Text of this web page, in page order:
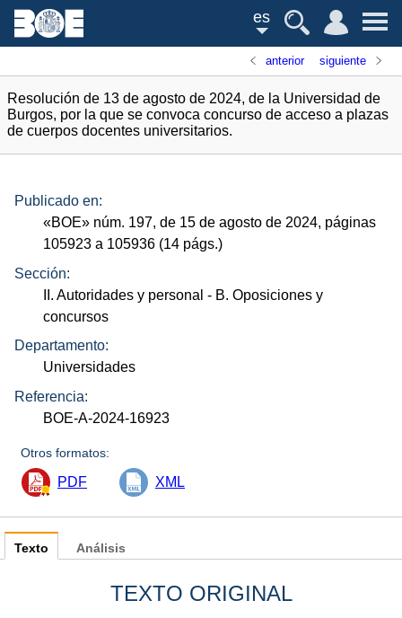
es
anterior siguiente
Resolución de 13 de agosto de 2024, de la Universidad de
Burgos, por la que se convoca concurso de acceso a plazas
de cuerpos docentes universitarios.
Publicado en:
«BOE» núm. 197, de 15 de agosto de 2024, páginas
105923 a 105936 (14 págs.)
Sección:
II. Autoridades y personal - B. Oposiciones y
concursos
Departamento:
Universidades
Referencia:
BOE-A-2024-16923
Otros formatos:
PDF XML
Texto
TEXTO ORIGINAL
Análisis